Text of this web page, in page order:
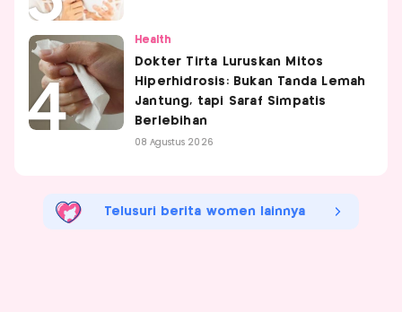
Health
Dokter Tirta Luruskan Mitos
Hiperhidrosis: Bukan Tanda Lemah
Jantung, tapi Saraf Simpatis
Berlebihan
08 Agustus 2026
Telusuri berita women lainnya